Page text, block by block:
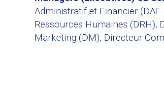
Administratif et Financier (DAF
Ressources Humaines (DRH),
Marketing (DM), Directeur